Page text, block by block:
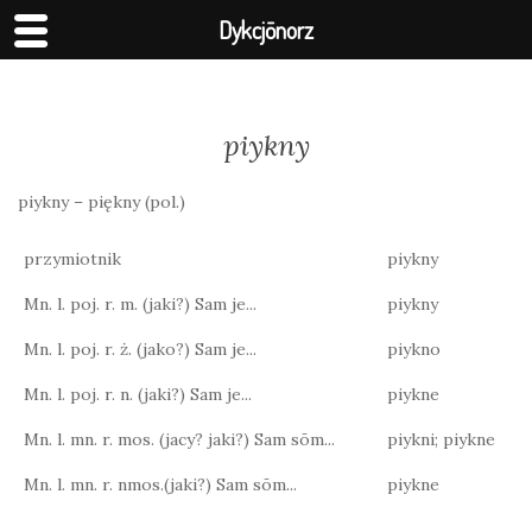
piykny
piykny – piękny (pol.)
przymiotnik piykny
Mn. l. poj. r. m. (jaki?) Sam je... piykny
Mn. l. poj. r. ż. (jako?) Sam je... piykno
Mn. l. poj. r. n. (jaki?) Sam je... piykne
Mn. l. mn. r. mos. (jacy? jaki?) Sam sōm... piykni; piykne
Mn. l. mn. r. nmos.(jaki?) Sam sōm... piykne
Dykcjōnorz